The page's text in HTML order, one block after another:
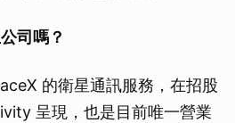
司嗎？
的衛星通訊服務，在招股
呈現，也是目前唯一營業